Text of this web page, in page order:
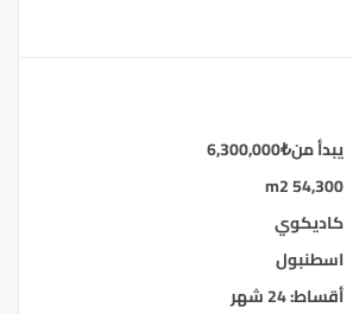
يبدأ من₺
6,300,000
54,300 m2
كاديكوي
اسطنبول
أقساط: 24 شهر